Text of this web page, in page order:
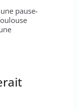
pause-